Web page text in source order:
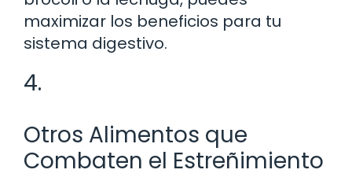
maximizar los beneficios para tu
sistema digestivo.
4.
Otros Alimentos que
Combaten el Estreñimiento